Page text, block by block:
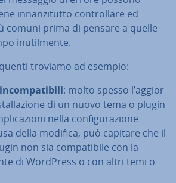
in­nan­zi­tut­to con­trol­la­re ed
comuni prima di pensare a quelle
inu­til­men­te.
troviamo ad esempio:
: molto spesso l’ag­gior­
di un nuovo tema o plugin
nella con­fi­gu­ra­zio­ne
della modifica, può capitare che il
non sia com­pa­ti­bi­le con la
di WordPress o con altri temi o